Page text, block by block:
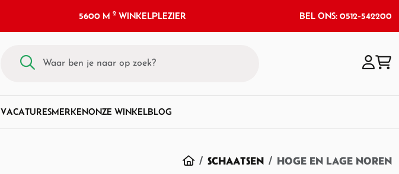
5600 M2 WINKELPLEZIER BEL ONS: 0512-542200
VACATURESMERKENONZE WINKELBLOG
HOME
SCHAATSEN HOGE EN LAGE NOREN